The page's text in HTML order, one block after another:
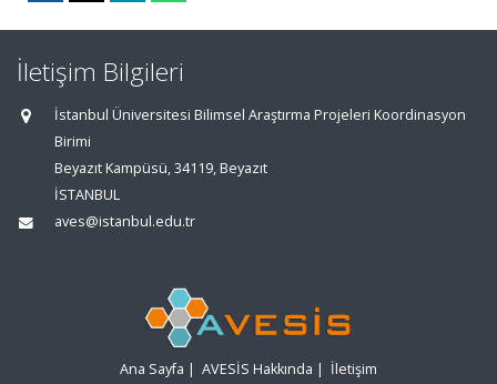
İletişim Bilgileri
İstanbul Üniversitesi Bilimsel Araştırma Projeleri Koordinasyon
Birimi
Beyazıt Kampüsü, 34119, Beyazıt
İSTANBUL
aves@istanbul.edu.tr
Ana Sayfa | AVESİS Hakkında | İletişim